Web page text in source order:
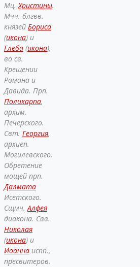
Мц.Христины.
Мчч. блгвв.
князей Бориса
(икона) и
Глеба (икона),
во св.
Крещении
Романа и
Давида. Прп.
Поликарпа,
архим.
Печерского.
Свт. Георгия,
архиеп.
Могилевского.
Обретение
мощей прп.
Далмата
Исетского.
Сщмч.Алфея
диакона. Свв.
Николая
(икона) и
Иоанна испп.,
пресвитеров.